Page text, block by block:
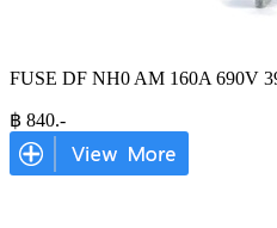
FUSE DF NH0 AM 160A 690V
฿ 840.-